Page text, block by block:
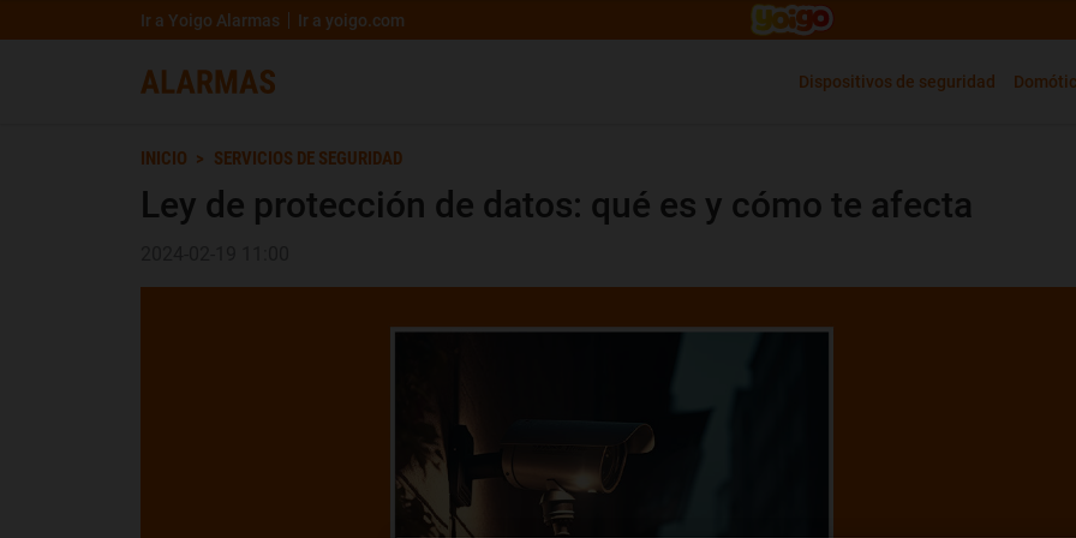
Ir a Yoigo Alarmas Ir a yoigo.com
Dispositivos de seguridad
INICIO SERVICIOS DE SEGURIDAD
Ley de protección de datos: qué es y cómo te afecta